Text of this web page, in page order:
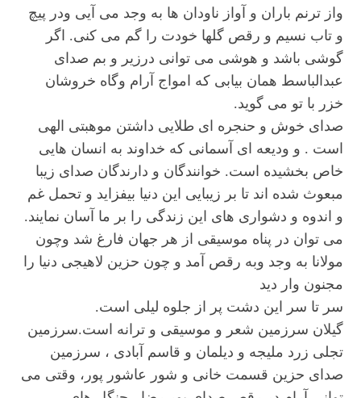
واز ترنم باران و آواز ناودان ها به وجد می آیی ودر پیچ
و تاب نسیم و رقص گلها خودت را گم می کنی. اگر
گوشی باشد و هوشی می توانی درزیر و بم صدای
عبدالباسط همان بیابی که امواج آرام وگاه خروشان
خزر با تو می گوید.
صدای خوش و حنجره ای طلایی داشتن موهبتی الهی
است . و ودیعه ای آسمانی که خداوند به انسان هایی
خاص بخشیده است. خوانندگان و دارندگان صدای زیبا
مبعوث شده اند تا بر زیبایی این دنیا بیفزاید و تحمل غم
و اندوه و دشواری های این زندگی را بر ما آسان نمایند.
می توان در پناه موسیقی از هر جهان فارغ شد وچون
مولانا به وجد وبه رقص آمد و چون حزین لاهیجی دنیا را
مجنون وار دید
سر تا سر این دشت پر از جلوه لیلی است.
گیلان سرزمین شعر و موسیقی و ترانه است.سرزمین
تجلی زرد ملیجه و دیلمان و قاسم آبادی ، سرزمین
صدای حزین قسمت خانی و شور عاشور پور، وقتی می